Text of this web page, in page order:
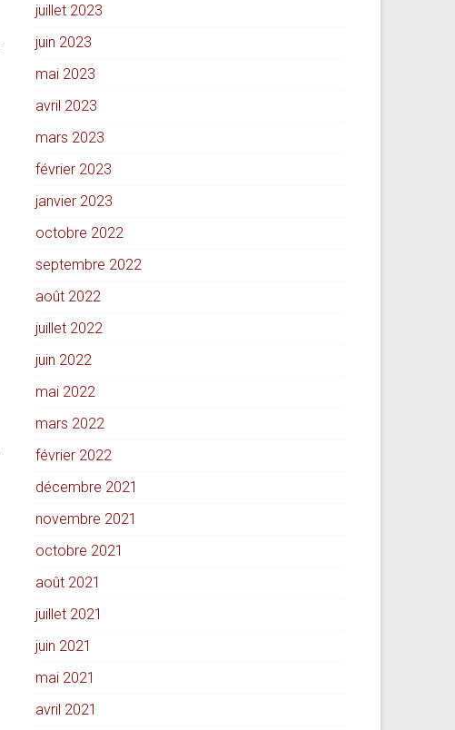
juillet 2023
juin 2023
mai 2023
avril 2023
mars 2023
février 2023
janvier 2023
octobre 2022
septembre 2022
août 2022
juillet 2022
juin 2022
mai 2022
mars 2022
février 2022
décembre 2021
novembre 2021
octobre 2021
août 2021
juillet 2021
juin 2021
mai 2021
avril 2021